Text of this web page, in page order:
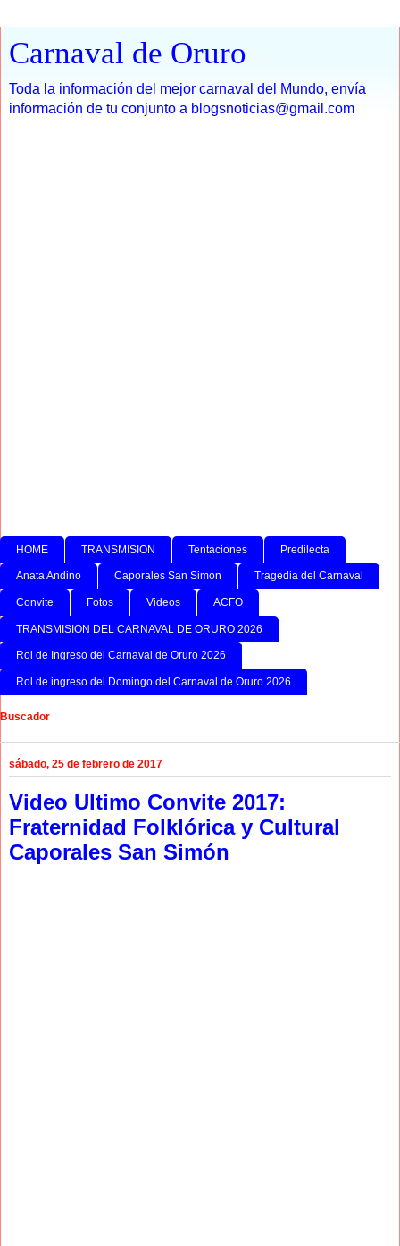
Carnaval de Oruro
Toda la información del mejor carnaval del Mundo, envía
información de tu conjunto a blogsnoticias@gmail.com
HOME TRANSMISION Tentaciones Predilecta
Anata Andino Caporales San Simon Tragedia del Carnaval
Convite Fotos Videos ACFO
TRANSMISION DEL CARNAVAL DE ORURO 2026
Rol de Ingreso del Carnaval de Oruro 2026
Rol de ingreso del Domingo del Carnaval de Oruro 2026
Buscador
sábado, 25 de febrero de 2017
Video Ultimo Convite 2017:
Fraternidad Folklórica y Cultural
Caporales San Simón